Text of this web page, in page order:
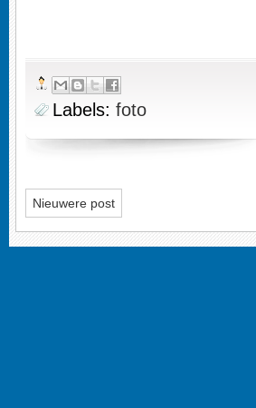
Labels: foto
Nieuwere post